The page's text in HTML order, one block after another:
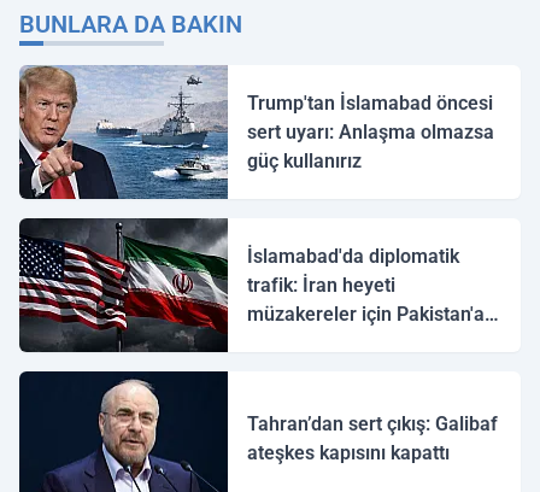
BUNLARA DA BAKIN
Trump'tan İslamabad öncesi
sert uyarı: Anlaşma olmazsa
güç kullanırız
İslamabad'da diplomatik
trafik: İran heyeti
müzakereler için Pakistan'a
Tahran’dan sert çıkış: Galibaf
ateşkes kapısını kapattı